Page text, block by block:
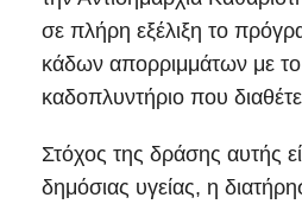
σε πλήρη εξέλιξη το
κάδων απορριμμάτων με το
καδοπλυντήριο που
Στόχος της δράσης αυτής
δημόσιας υγείας, η